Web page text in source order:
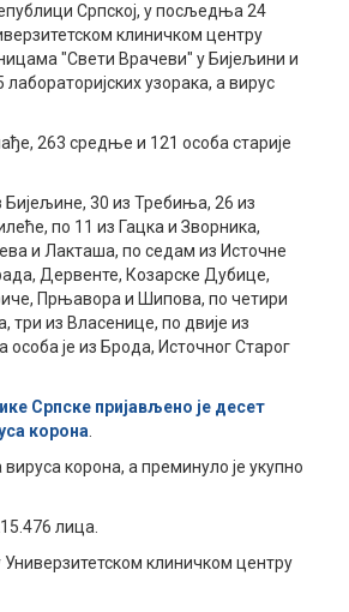
Српској, у посљедња 24
клиничком центру
"Свети Врачеви" у Бијељини и
узорака, а вирус
263 средње и 121 особа старије
Бијељине, 30 из Требиња, 26 из
по 11 из Гацка и Зворника,
и Лакташа, по седам из Источне
Дервенте, Козарске Дубице,
Прњавора и Шипова, по четири
из Власенице, по двије из
је из Брода, Источног Старог
Српске пријављено је десет
корона.
корона, а преминуло је укупно
лица.
Универзитетском клиничком центру